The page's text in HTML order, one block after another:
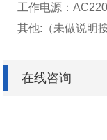
工作电源：
其他:（未做说明
在线咨询